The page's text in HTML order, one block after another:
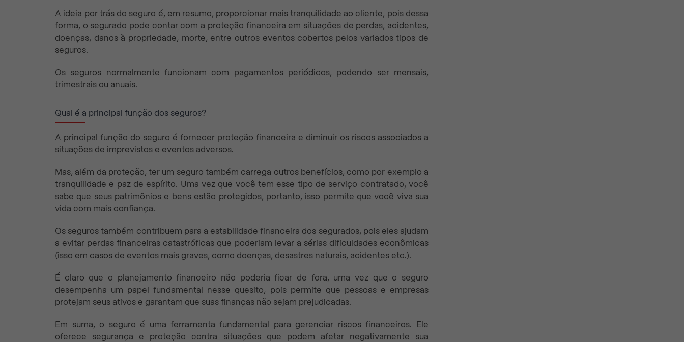
A ideia por trás do seguro é, em resumo, proporcionar mais tranquilidade ao cliente, pois dessa
forma, o segurado pode contar com a proteção financeira em situações de perdas, acidentes,
doenças, danos à propriedade, morte, entre outros eventos cobertos pelos variados tipos de
seguros.
Os seguros normalmente funcionam com pagamentos periódicos, podendo ser mensais,
trimestrais ou anuais.
Qual é a principal função dos seguros?
A principal função do seguro é fornecer proteção financeira e diminuir os riscos associados a
situações de imprevistos e eventos adversos.
Mas, além da proteção, ter um seguro também carrega outros benefícios, como por exemplo a
tranquilidade e paz de espírito. Uma vez que você tem esse tipo de serviço contratado, você
sabe que seus patrimônios e bens estão protegidos, portanto, isso permite que você viva sua
vida com mais confiança.
Os seguros também contribuem para a estabilidade financeira dos segurados, pois eles ajudam
a evitar perdas financeiras catastróficas que poderiam levar a sérias dificuldades econômicas
(isso em casos de eventos mais graves, como doenças, desastres naturais, acidentes etc.).
É claro que o planejamento financeiro não poderia ficar de fora, uma vez que o seguro
desempenha um papel fundamental nesse quesito, pois permite que pessoas e empresas
protejam seus ativos e garantam que suas finanças não sejam prejudicadas.
Em suma, o seguro é uma ferramenta fundamental para gerenciar riscos financeiros. Ele
oferece segurança e proteção contra situações que podem afetar negativamente sua